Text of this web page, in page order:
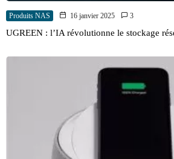
Produits NAS 16 janvier 2025 3
UGREEN : l’IA révolutionne le stockage